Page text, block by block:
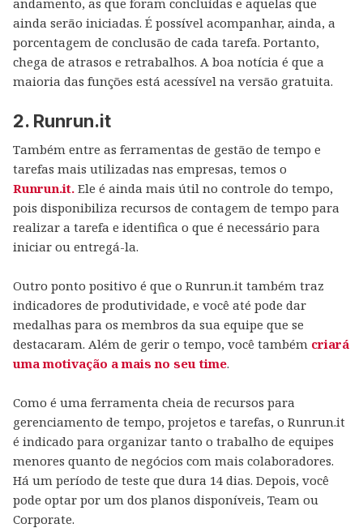
andamento, as que foram concluídas e aquelas que
ainda serão iniciadas. É possível acompanhar, ainda, a
porcentagem de conclusão de cada tarefa. Portanto,
chega de atrasos e retrabalhos. A boa notícia é que a
maioria das funções está acessível na versão gratuita.
2. Runrun.it
Também entre as ferramentas de gestão de tempo e
tarefas mais utilizadas nas empresas, temos o
Runrun.it. Ele é ainda mais útil no controle do tempo,
pois disponibiliza recursos de contagem de tempo para
realizar a tarefa e identifica o que é necessário para
iniciar ou entregá-la.
Outro ponto positivo é que o Runrun.it também traz
indicadores de produtividade, e você até pode dar
medalhas para os membros da sua equipe que se
destacaram. Além de gerir o tempo, você também criará
uma motivação a mais no seu time.
Como é uma ferramenta cheia de recursos para
gerenciamento de tempo, projetos e tarefas, o Runrun.it
é indicado para organizar tanto o trabalho de equipes
menores quanto de negócios com mais colaboradores.
Há um período de teste que dura 14 dias. Depois, você
pode optar por um dos planos disponíveis, Team ou
Corporate.